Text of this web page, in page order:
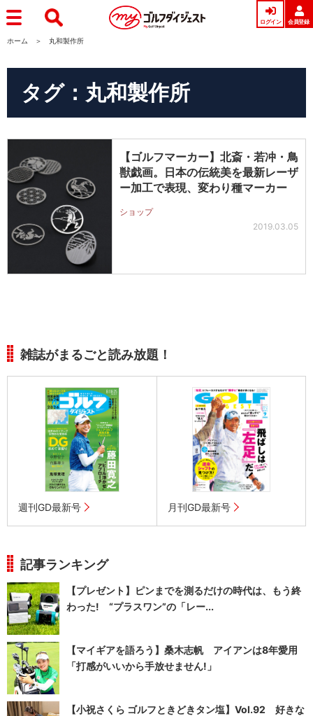
ログイン 会員登録
ホーム 丸和製作所
タグ：丸和製作所
【ゴルフマーカー】北斎・若冲・鳥
獣戯画。日本の伝統美を最新レーザ
ー加工で表現、変わり種マーカー
ショップ
2019.03.05
雑誌がまるごと読み放題！
週刊GD最新号 月刊GD最新号
記事ランキング
【プレゼント】ピンまでを測るだけの時代は、もう終
わった! “プラスワン”の「レー...
【マイギアを語ろう】桑木志帆 アイアンは8年愛用
「打感がいいから手放せません!」
【小祝さくら ゴルフときどきタン塩】Vol.92 好きな